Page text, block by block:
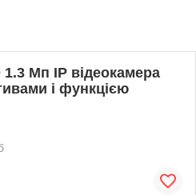
1.3 Мп IP відеокамера
і функцією